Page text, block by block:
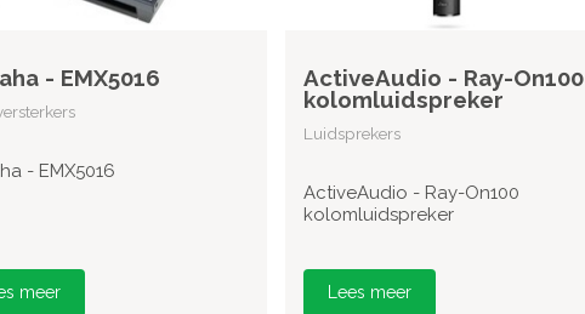
- EMX5016
- EMX5016
meer
ActiveAudio - Ray-On100
kolomluidspreker
Luidsprekers
ActiveAudio - Ray-On100
kolomluidspreker
Lees meer